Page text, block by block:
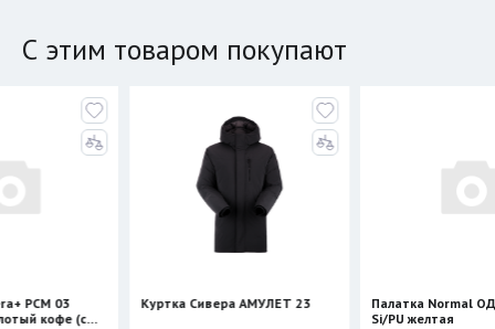
С этим товаром покупают
03
(с
Куртка Сивера АМУЛЕТ 23
Палатка Normal ОДИССЕЙ
Si/PU желтая